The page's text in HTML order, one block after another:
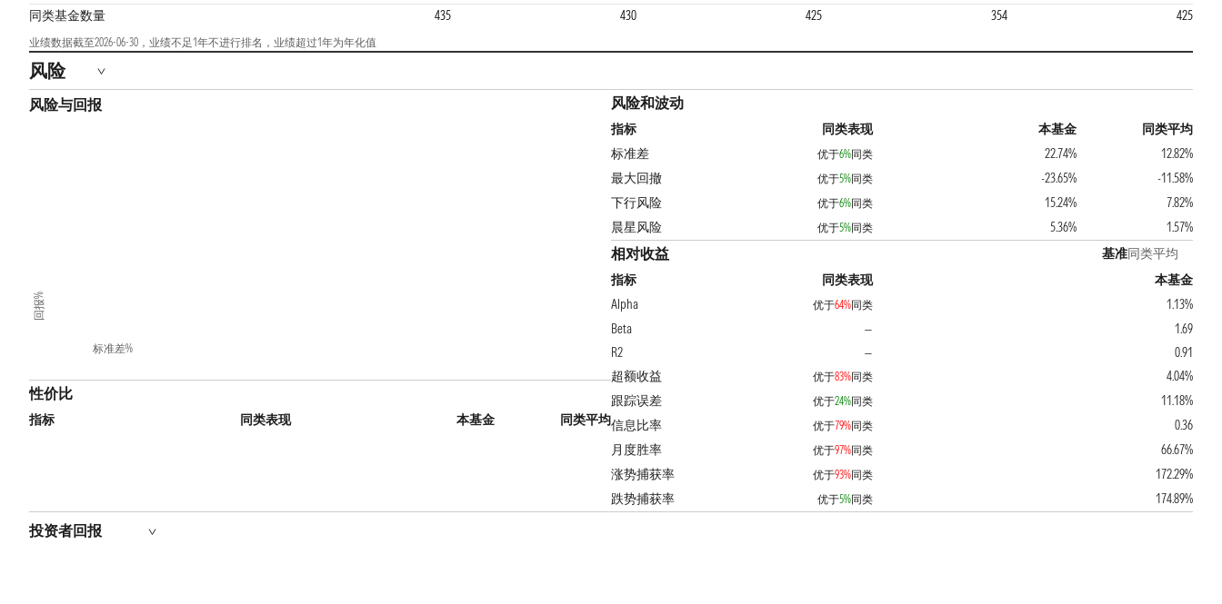
同类基金数量
435 430 425 354 425
业绩数据截至2026-06-30，业绩不足1年不进行排名，业绩超过1年为年化值
风险
风险与回报
标准差%
回报%
性价比
指标 同类表现 本基金 同类平均
风险和波动
指标 同类表现 本基金
同类平均
标准差
优于6%同类 22.74%
12.82%
最大回撤
优于5%同类 -23.65%
-11.58%
下行风险
优于6%同类 15.24%
7.82%
晨星风险
优于5%同类 5.36% 1.57%
相对收益 基准同类平均
指标
同类表现
本基金
Alpha
优于64%同类
1.13%
Beta
—
1.69
R2
—
0.91
超额收益
优于83%同类
4.04%
跟踪误差
优于24%同类
11.18%
信息比率
优于79%同类
0.36
月度胜率
优于97%同类
66.67%
涨势捕获率
优于93%同类
172.29%
跌势捕获率
优于5%同类 174.89%
投资者回报